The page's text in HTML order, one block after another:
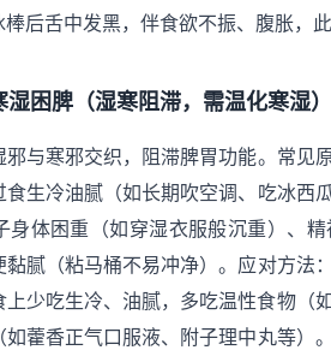
后舌中发黑，伴食欲不振、腹胀，
困脾（湿寒阻滞，需温化寒湿）
与寒邪交织，阻滞脾胃功能。常见
生冷油腻（如长期吹空调、吃冰西
身体困重（如穿湿衣服般沉重）、
黏腻（粘马桶不易冲净）。应对方法
少吃生冷、油腻，多吃温性食物（
藿香正气口服液、附子理中丸等）